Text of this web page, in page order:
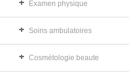
Examen physique
Soins ambulatoires
Cosmétologie beaute